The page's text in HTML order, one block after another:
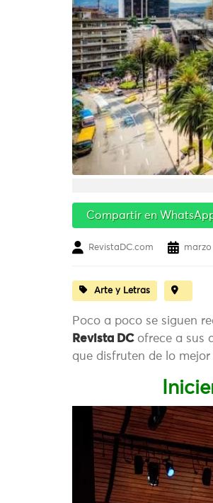
Compartir en
RevistaDC.com marzo
Arte y Letras
Poco a poco se siguen
Revista DCofrece a sus
que disfruten de lo